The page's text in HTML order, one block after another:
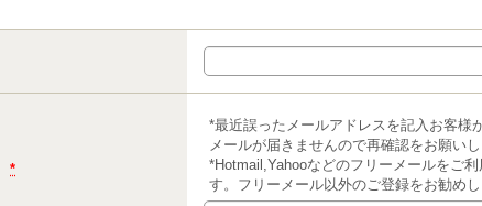
*
*最近誤ったメールアドレスを記入お客様
メールが届きませんので再確認をお願いし
*Hotmail,Yahooなどのフリーメールをご
す。フリーメール以外のご登録をお勧めし